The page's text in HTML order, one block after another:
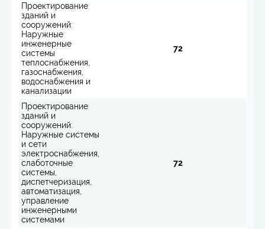
Проектирование
зданий и
сооружений:
Наружные
инженерные
системы
теплоснабжения,
газоснабжения,
водоснабжения и
канализации
72
Проектирование
зданий и
сооружений:
Наружные системы
и сети
электроснабжения,
слаботочные
системы,
диспетчеризация,
автоматизация,
управление
инженерными
системами
72